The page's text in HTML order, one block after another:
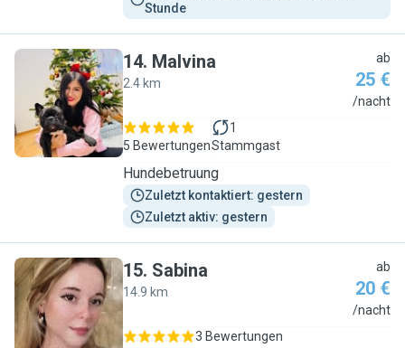
Stunde
M
14. Malvina
2.4 km
ab
25 €
/nacht
5 Bewertungen
1
Stammgast
Hundebetruung
Zuletzt kontaktiert: gestern
Zuletzt aktiv: gestern
S
15. Sabina
14.9 km
ab
20 €
/nacht
3 Bewertungen